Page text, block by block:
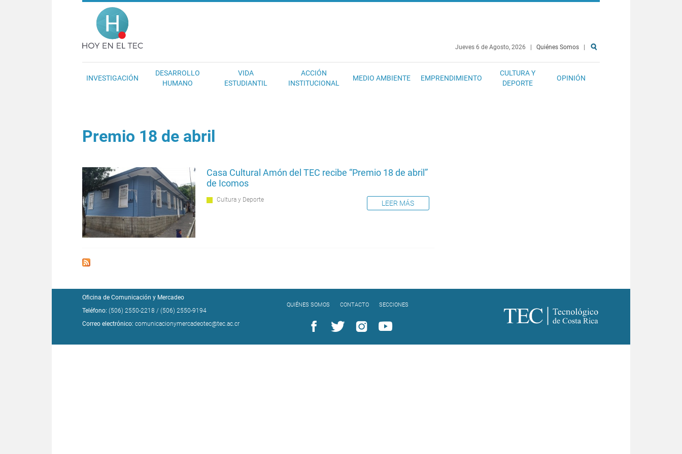
Pasar al contenido principal
Jueves 6 de Agosto, 2026 Quiénes Somos
INVESTIGACIÓN
DESARROLLO
HUMANO
VIDA
ESTUDIANTIL
ACCIÓN
INSTITUCIONAL
MEDIO AMBIENTE EMPRENDIMIENTO
CULTURA Y
DEPORTE
OPINIÓN
Premio 18 de abril
Casa Cultural Amón del TEC recibe “Premio 18 de abril”
de Icomos
Cultura y Deporte LEER MÁS
Oficina de Comunicación y Mercadeo
Teléfono: (506) 2550-2218 / (506) 2550-9194
Correo electrónico: comunicacionymercadeotec@tec.ac.cr
QUIÉNES SOMOS CONTACTO SECCIONES